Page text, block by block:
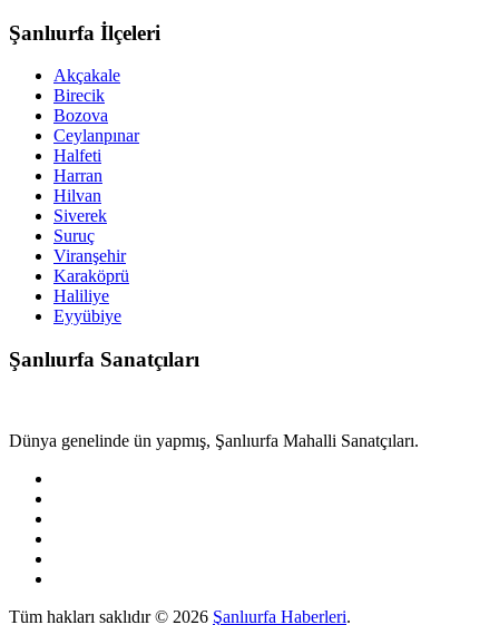
Şanlıurfa İlçeleri
Akçakale
Birecik
Bozova
Ceylanpınar
Halfeti
Harran
Hilvan
Siverek
Suruç
Viranşehir
Karaköprü
Haliliye
Eyyübiye
Şanlıurfa Sanatçıları
Dünya genelinde ün yapmış, Şanlıurfa Mahalli Sanatçıları.
Tüm hakları saklıdır © 2026 Şanlıurfa Haberleri.